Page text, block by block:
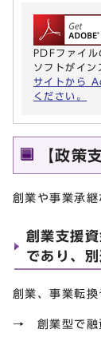
PDFファイ
ソフトがイン
サイトから
ください。
【政策
創業や事業承
創業支援
であり、
創業、事業転換
→ 創業型で融